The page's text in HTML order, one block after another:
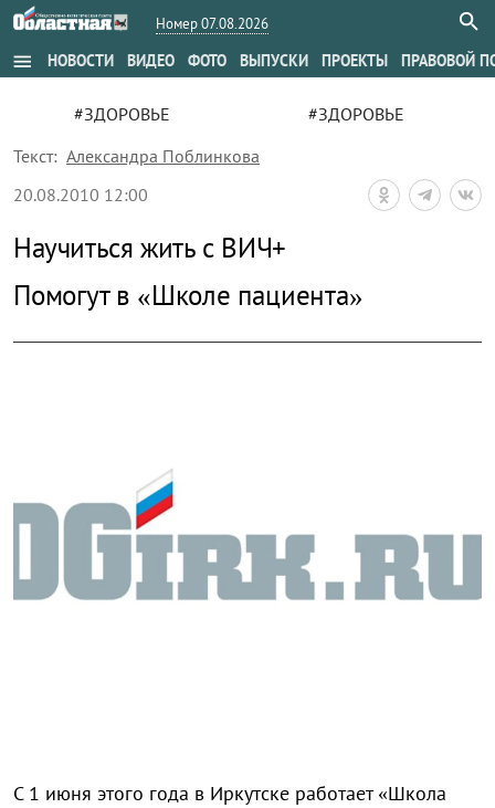
Номер 07.08.2026
menu НОВОСТИ ВИДЕО ФОТО ВЫПУСКИ ПРОЕКТЫ ПРАВОВОЙ
#ЗДОРОВЬЕ
#ЗДОРОВЬЕ
Текст: Александра Поблинкова
20.08.2010 12:00
Научиться жить с ВИЧ+
Помогут в «Школе пациента»
С 1 июня этого года в Иркутске работает «Школа